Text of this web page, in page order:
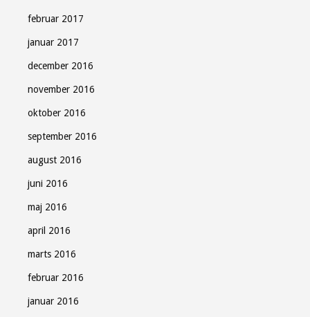
februar 2017
januar 2017
december 2016
november 2016
oktober 2016
september 2016
august 2016
juni 2016
maj 2016
april 2016
marts 2016
februar 2016
januar 2016